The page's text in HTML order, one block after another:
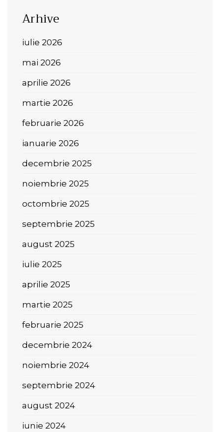
Arhive
iulie 2026
mai 2026
aprilie 2026
martie 2026
februarie 2026
ianuarie 2026
decembrie 2025
noiembrie 2025
octombrie 2025
septembrie 2025
august 2025
iulie 2025
aprilie 2025
martie 2025
februarie 2025
decembrie 2024
noiembrie 2024
septembrie 2024
august 2024
iunie 2024